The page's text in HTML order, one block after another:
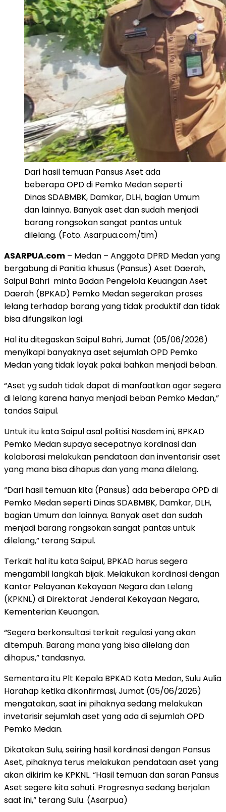
Dari hasil temuan Pansus Aset ada
beberapa OPD di Pemko Medan seperti
Dinas SDABMBK, Damkar, DLH, bagian Umum
dan lainnya. Banyak aset dan sudah menjadi
barang rongsokan sangat pantas untuk
dilelang. (Foto. Asarpua.com/tim)
ASARPUA.com – Medan – Anggota DPRD Medan yang
bergabung di Panitia khusus (Pansus) Aset Daerah,
Saipul Bahri minta Badan Pengelola Keuangan Aset
Daerah (BPKAD) Pemko Medan segerakan proses
lelang terhadap barang yang tidak produktif dan tidak
bisa difungsikan lagi.
Hal itu ditegaskan Saipul Bahri, Jumat (05/06/2026)
menyikapi banyaknya aset sejumlah OPD Pemko
Medan yang tidak layak pakai bahkan menjadi beban.
“Aset yg sudah tidak dapat di manfaatkan agar segera
di lelang karena hanya menjadi beban Pemko Medan,”
tandas Saipul.
Untuk itu kata Saipul asal politisi Nasdem ini, BPKAD
Pemko Medan supaya secepatnya kordinasi dan
kolaborasi melakukan pendataan dan inventarisir aset
yang mana bisa dihapus dan yang mana dilelang.
“Dari hasil temuan kita (Pansus) ada beberapa OPD di
Pemko Medan seperti Dinas SDABMBK, Damkar, DLH,
bagian Umum dan lainnya. Banyak aset dan sudah
menjadi barang rongsokan sangat pantas untuk
dilelang,” terang Saipul.
Terkait hal itu kata Saipul, BPKAD harus segera
mengambil langkah bijak. Melakukan kordinasi dengan
Kantor Pelayanan Kekayaan Negara dan Lelang
(KPKNL) di Direktorat Jenderal Kekayaan Negara,
Kementerian Keuangan.
“Segera berkonsultasi terkait regulasi yang akan
ditempuh. Barang mana yang bisa dilelang dan
dihapus,” tandasnya.
Sementara itu Plt Kepala BPKAD Kota Medan, Sulu Aulia
Harahap ketika dikonfirmasi, Jumat (05/06/2026)
mengatakan, saat ini pihaknya sedang melakukan
invetarisir sejumlah aset yang ada di sejumlah OPD
Pemko Medan.
Dikatakan Sulu, seiring hasil kordinasi dengan Pansus
Aset, pihaknya terus melakukan pendataan aset yang
akan dikirim ke KPKNL. “Hasil temuan dan saran Pansus
Aset segere kita sahuti. Progresnya sedang berjalan
saat ini,” terang Sulu. (Asarpua)